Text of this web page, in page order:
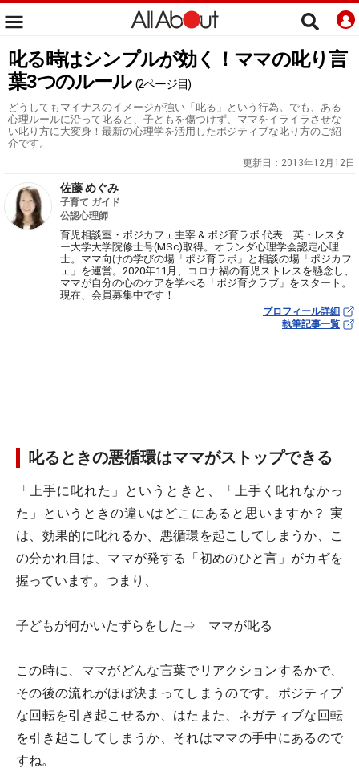
叱る時はシンプルが効く！ママの叱り言
葉3つのルール (2ページ目)
どうしてもマイナスのイメージが強い「叱る」という行為。でも、ある
心理ルールに沿って叱ると、子どもを傷つけず、ママをイライラさせな
い叱り方に大変身！最新の心理学を活用したポジティブな叱り方のご紹
介です。
更新日： 2013年12月12日
佐藤 めぐみ
子育て ガイド
公認心理師
育児相談室・ポジカフェ主宰 & ポジ育ラボ 代表｜英・レスタ
ー大学大学院修士号(MSc)取得。オランダ心理学会認定心理
士。ママ向けの学びの場「ポジ育ラボ」と相談の場「ポジカフ
ェ」を運営。2020年11月、コロナ禍の育児ストレスを懸念し、
ママが自分の心のケアを学べる「ポジ育クラブ」をスタート。
現在、会員募集中です！
プロフィール詳細
執筆記事一覧
叱るときの悪循環はママがストップできる
「上手に叱れた」というときと、「上手く叱れなかっ
た」というときの違いはどこにあると思いますか？ 実
は、効果的に叱れるか、悪循環を起こしてしまうか、こ
の分かれ目は、ママが発する「初めのひと言」がカギを
握っています。つまり、
子どもが何かいたずらをした⇒ ママが叱る
この時に、ママがどんな言葉でリアクションするかで、
その後の流れがほぼ決まってしまうのです。ポジティブ
な回転を引き起こせるか、はたまた、ネガティブな回転
を引き起こしてしまうか、それはママの手中にあるので
すね。